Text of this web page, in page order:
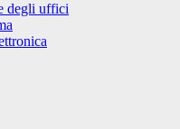
degli uffici